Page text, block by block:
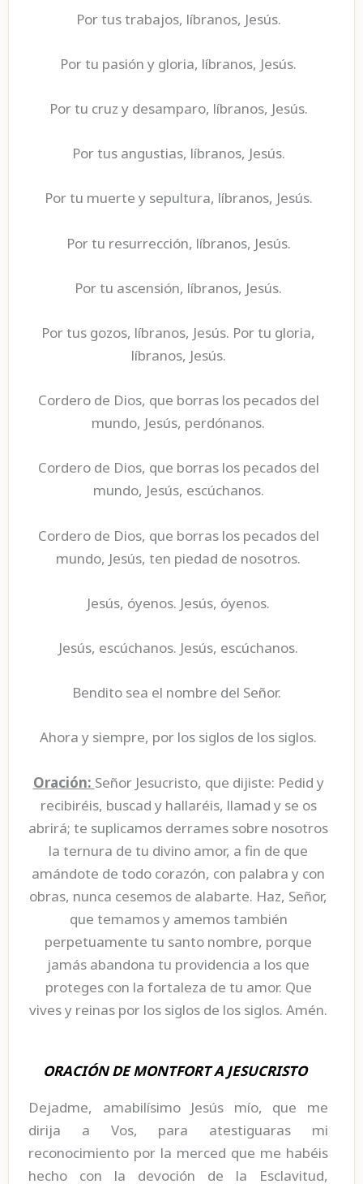
Por tus trabajos, líbranos, Jesús.
Por tu pasión y gloria, líbranos, Jesús.
Por tu cruz y desamparo, líbranos, Jesús.
Por tus angustias, líbranos, Jesús.
Por tu muerte y sepultura, líbranos, Jesús.
Por tu resurrección, líbranos, Jesús.
Por tu ascensión, líbranos, Jesús.
Por tus gozos, líbranos, Jesús. Por tu gloria,
líbranos, Jesús.
Cordero de Dios, que borras los pecados del
mundo, Jesús, perdónanos.
Cordero de Dios, que borras los pecados del
mundo, Jesús, escúchanos.
Cordero de Dios, que borras los pecados del
mundo, Jesús, ten piedad de nosotros.
Jesús, óyenos. Jesús, óyenos.
Jesús, escúchanos. Jesús, escúchanos.
Bendito sea el nombre del Señor.
Ahora y siempre, por los siglos de los siglos.
Oración: Señor Jesucristo, que dijiste: Pedid y
recibiréis, buscad y hallaréis, llamad y se os
abrirá; te suplicamos derrames sobre nosotros
la ternura de tu divino amor, a fin de que
amándote de todo corazón, con palabra y con
obras, nunca cesemos de alabarte. Haz, Señor,
que temamos y amemos también
perpetuamente tu santo nombre, porque
jamás abandona tu providencia a los que
proteges con la fortaleza de tu amor. Que
vives y reinas por los siglos de los siglos. Amén.
ORACIÓN DE MONTFORT A JESUCRISTO
Dejadme, amabilísimo Jesús mío, que me
dirija a Vos, para atestiguaras mi
reconocimiento por la merced que me habéis
hecho con la devoción de la Esclavitud,